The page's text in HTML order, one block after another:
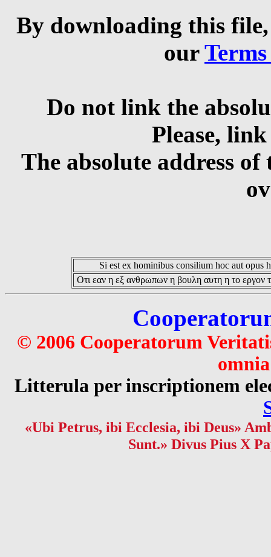
By downloading this
our
Do not link the
Please,
The absolute address
Si est ex hominibus consilium hoc aut opus
Οτι εαν η εξ ανθρωπων η βουλη αυτη η το εργον
© 2006 Cooperatorum
Litterula per inscriptionem
«Ubi Petrus, ibi Ecclesia, ibi Deus»
Sunt.» Divus Pius X